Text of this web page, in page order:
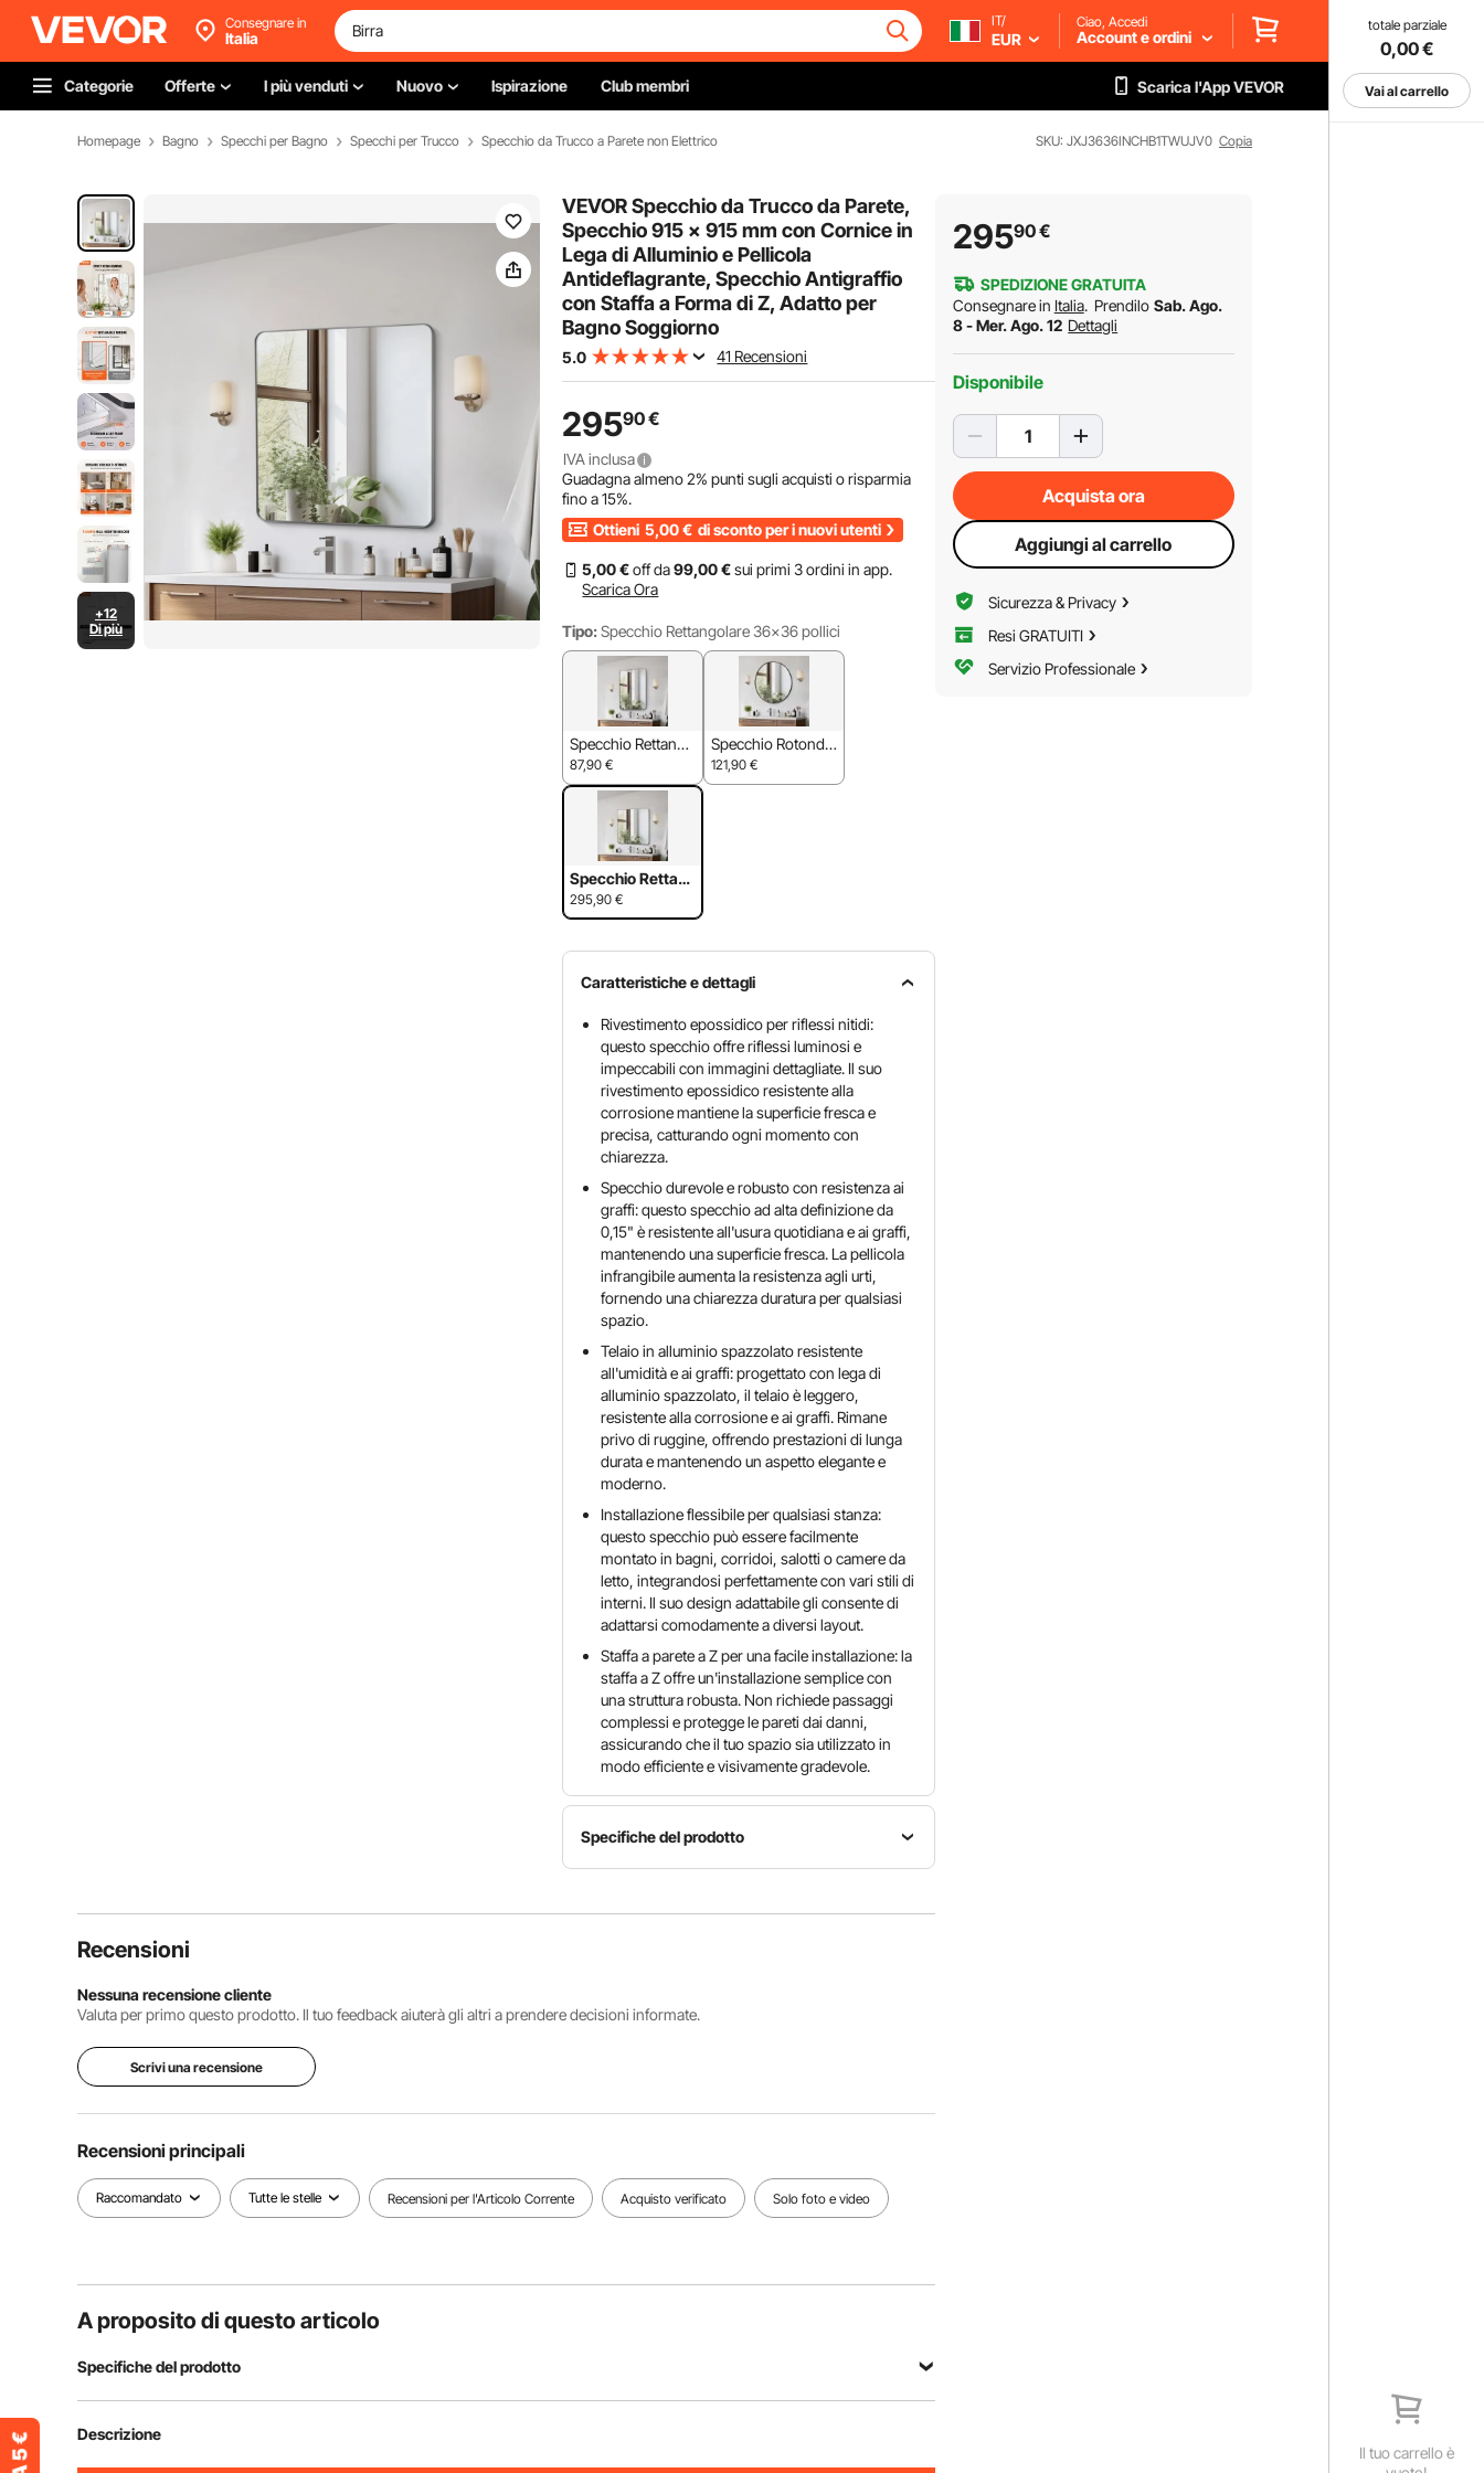
totale parziale
0,00€
Vai al carrello
Il tuo carrello è
Consegnare in
Italia
IT/
EUR
Ciao, Accedi
Account e ordini
Categorie Offerte I più venduti Nuovo Ispirazione Club membri Scarica l'App VEVOR
Homepage Bagno Specchi per Bagno Specchi per Trucco Specchio da Trucco a Parete non Elettrico SKU: JXJ3636INCHB1TWUJV0 Copia
+12
Di più
VEVOR Specchio da Trucco da Parete,
Specchio 915 x 915 mm con Cornice in
Lega di Alluminio e Pellicola
Antideflagrante, Specchio Antigraffio
con Staffa a Forma di Z, Adatto per
Bagno Soggiorno
5.0 41 Recensioni
29590€
IVA inclusa
Guadagna almeno2% punti sugli acquisti o risparmia
fino a15%.
Ottieni 5,00 € di sconto per i nuovi utenti
5,00 €off da99,00 €sui primi 3 ordini in app.
Scarica Ora
Tipo: Specchio Rettangolare 36x36 pollici
Specchio Rettango
lare 22x30 pollici
87,90 €
Specchio Rotondo
30 pollici
121,90 €
Specchio Rettang
olare 36x36 polli
ci
295,90 €
Caratteristiche e dettagli
Rivestimento epossidico per riflessi nitidi:
questo specchio offre riflessi luminosi e
impeccabili con immagini dettagliate. Il suo
rivestimento epossidico resistente alla
corrosione mantiene la superficie fresca e
precisa, catturando ogni momento con
chiarezza.
Specchio durevole e robusto con resistenza ai
graffi: questo specchio ad alta definizione da
0,15" è resistente all'usura quotidiana e ai graffi,
mantenendo una superficie fresca. La pellicola
infrangibile aumenta la resistenza agli urti,
fornendo una chiarezza duratura per qualsiasi
spazio.
Telaio in alluminio spazzolato resistente
all'umidità e ai graffi: progettato con lega di
alluminio spazzolato, il telaio è leggero,
resistente alla corrosione e ai graffi. Rimane
privo di ruggine, offrendo prestazioni di lunga
durata e mantenendo un aspetto elegante e
moderno.
Installazione flessibile per qualsiasi stanza:
questo specchio può essere facilmente
montato in bagni, corridoi, salotti o camere da
letto, integrandosi perfettamente con vari stili di
interni. Il suo design adattabile gli consente di
adattarsi comodamente a diversi layout.
Staffa a parete a Z per una facile installazione: la
staffa a Z offre un'installazione semplice con
una struttura robusta. Non richiede passaggi
complessi e protegge le pareti dai danni,
assicurando che il tuo spazio sia utilizzato in
modo efficiente e visivamente gradevole.
Specifiche del prodotto
modello
specchio
Forma
Vedi tutte le specifiche
Recensioni
Nessuna recensione cliente
Valuta per primo questo prodotto. Il tuo feedback aiuterà gli altri a prendere decisioni informate.
Scrivi una recensione
Recensioni principali
Raccomandato Tutte le stelle Recensioni per l'Articolo Corrente Acquisto verificato Solo foto e video
A proposito di questo articolo
Specifiche del prodotto
Numero modello articolo
Descrizione
29590€
SPEDIZIONE GRATUITA
Consegnare in Italia. Prendilo Sab. Ago.
8 - Mer. Ago. 12 Dettagli
Disponibile
Acquista ora
Aggiungi al carrello
Sicurezza & Privacy
Resi GRATUITI
Servizio Professionale